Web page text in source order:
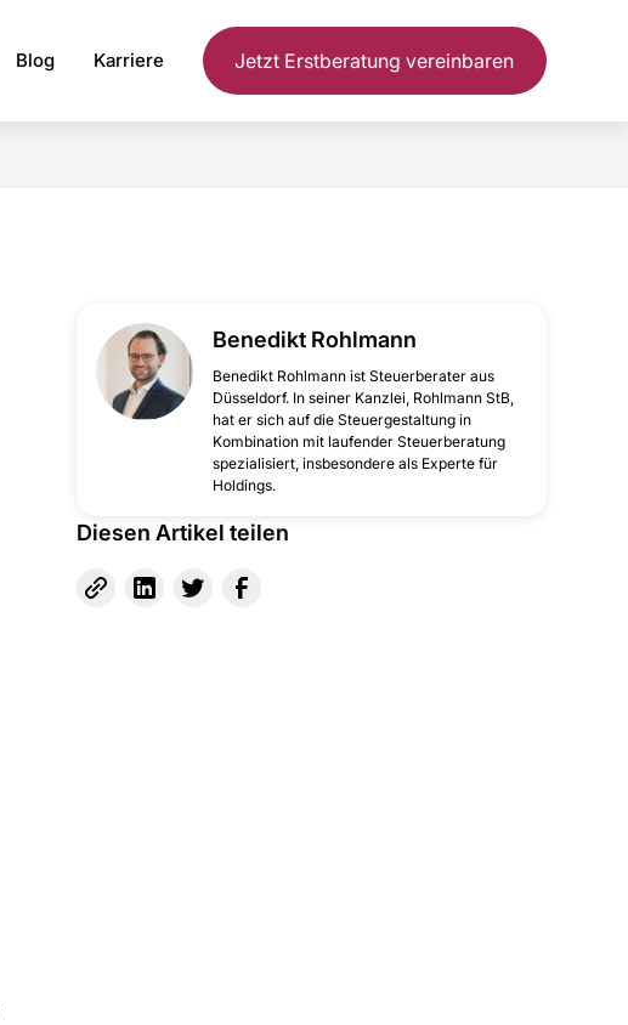
Blog Karriere Jetzt Erstberatung vereinbaren
Benedikt Rohlmann
‍Benedikt Rohlmann ist Steuerberater aus
Düsseldorf. In seiner Kanzlei, Rohlmann StB,
hat er sich auf die Steuergestaltung in
Kombination mit laufender Steuerberatung
spezialisiert, insbesondere als Experte für
Holdings.
Diesen Artikel teilen